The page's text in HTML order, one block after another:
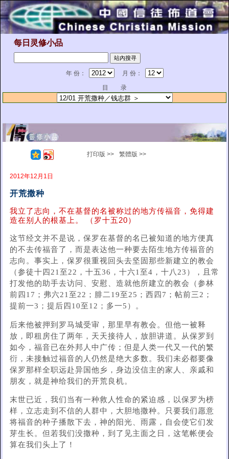
每日灵修小品
年 份：
月 份：
目 录
打印版 >> 繁體版 >>
2012年12月1日
开荒撒种
我立了志向，不在基督的名被称过的地方传福音，免得建
造在别人的根基上。 （罗十五20）
这节经文并不是说，保罗在基督的名已被知道的地方便真
的不去传福音了，而是表达他一种要去陌生地方传福音的
志向。事实上，保罗很重视回头去坚固那些新建立的教会
（参徒十四21至22，十五36，十六1至4，十八23），且常
打发他的助手去访问、安慰、造就他所建立的教会（参林
前四17；弗六21至22；腓二19至25；西四7；帖前三2；
提前一3；提后四10至12；多一5）。
后来他被押到罗马城受审，那里早有教会。但他一被释
放，即租房住了两年，天天接待人，放胆讲道。从保罗到
如今，福音已在外邦人中广传；但是人类一代又一代的繁
衍，未接触过福音的人仍然是绝大多数。我们未必都要像
保罗那样全职远赴异国他乡，身边没信主的家人、亲戚和
朋友，就是神给我们的开荒良机。
末世已近，我们当有一种救人性命的紧迫感，以保罗为榜
样，立志走到不信的人群中，大胆地撒种。只要我们愿意
将福音的种子播散下去，神的阳光、雨露，自会使它们发
芽生长。但若我们没撒种，到了见主面之日，这笔帐便会
算在我们头上了！